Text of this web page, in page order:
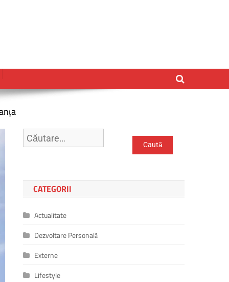
Caută
după:
CATEGORII
Actualitate
Dezvoltare Personală
Externe
Lifestyle